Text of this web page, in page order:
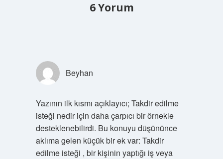
6 Yorum
Beyhan
Yazının ilk kısmı açıklayıcı; Takdir edilme
isteği nedir için daha çarpıcı bir örnekle
desteklenebilirdi. Bu konuyu düşününce
aklıma gelen küçük bir ek var: Takdir
edilme isteği , bir kişinin yaptığı iş veya